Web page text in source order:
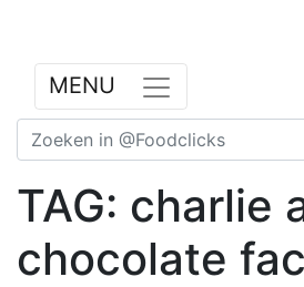
MENU
TAG: charlie
chocolate